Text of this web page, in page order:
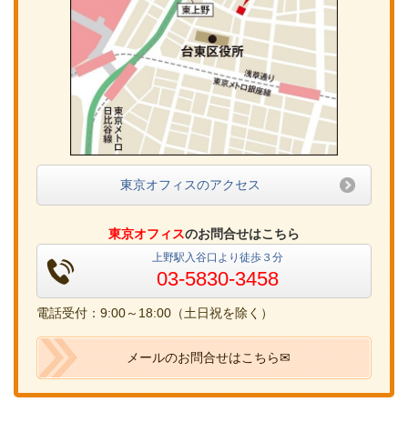
東京オフィスのアクセス
東京オフィスのお問合せはこちら
上野駅入谷口より徒歩３分
03-5830-3458
電話受付：9:00～18:00（土日祝を除く）
メールのお問合せはこちら✉